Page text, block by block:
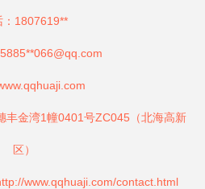
：1807619**
066@qq.com
丰金湾1幢0401号ZC045（北海高新
区）
www.qqhuaji.com/contact.html